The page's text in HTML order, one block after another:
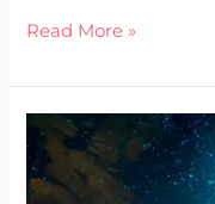
Read More »
Párkapcsolat
az
életünkben